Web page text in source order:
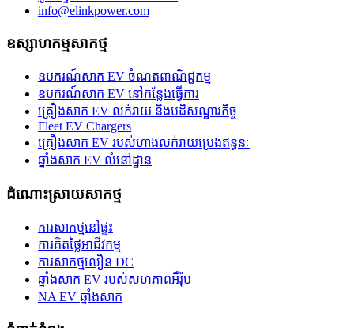
info@elinkpower.com
ឧស្សាហកម្មសាកថ្ម
ឧបករណ៍សាក EV ចំណតពាណិជ្ជកម្ម
ឧបករណ៍សាក EV នៅកន្លែងធ្វើការ
គ្រឿងសាក EV លក់រាយ និងបដិសណ្ឋារកិច្ច
Fleet EV Chargers
គ្រឿងសាក EV របស់ហាងលក់រាយប្រេងឥន្ធនៈ
ឆ្នាំងសាក EV លំនៅដ្ឋាន
ដំណោះស្រាយសាកថ្ម
ការសាកថ្មនៅផ្ទះ
ការគិតថ្លៃអាជីវកម្ម
ការសាកថ្មលឿន DC
ឆ្នាំងសាក EV របស់សហភាពអឺរ៉ុប
NA EV ឆ្នាំងសាក